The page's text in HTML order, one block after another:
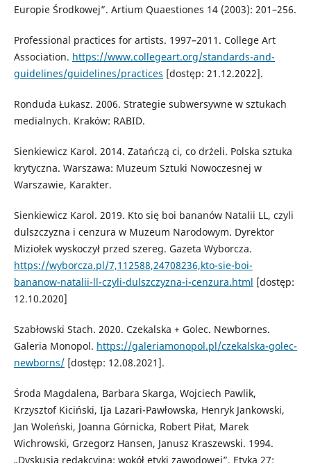
Europie Środkowej”. Artium Quaestiones 14 (2003): 201–256.
Professional practices for artists. 1997–2011. College Art
Association. https://www.collegeart.org/standards-and-
guidelines/guidelines/practices [dostęp: 21.12.2022].
Ronduda Łukasz. 2006. Strategie subwersywne w sztukach
medialnych. Kraków: RABID.
Sienkiewicz Karol. 2014. Zatańczą ci, co drżeli. Polska sztuka
krytyczna. Warszawa: Muzeum Sztuki Nowoczesnej w
Warszawie, Karakter.
Sienkiewicz Karol. 2019. Kto się boi bananów Natalii LL, czyli
dulszczyzna i cenzura w Muzeum Narodowym. Dyrektor
Miziołek wyskoczył przed szereg. Gazeta Wyborcza.
https://wyborcza.pl/7,112588,24708236,kto-sie-boi-
bananow-natalii-ll-czyli-dulszczyzna-i-cenzura.html [dostęp:
12.10.2020]
Szabłowski Stach. 2020. Czekalska + Golec. Newbornes.
Galeria Monopol. https://galeriamonopol.pl/czekalska-golec-
newborns/[dostęp: 12.08.2021].
Środa Magdalena, Barbara Skarga, Wojciech Pawlik,
Krzysztof Kiciński, Ija Lazari-Pawłowska, Henryk Jankowski,
Jan Woleński, Joanna Górnicka, Robert Piłat, Marek
Wichrowski, Grzegorz Hansen, Janusz Kraszewski. 1994.
„Dyskusja redakcyjna: wokół etyki zawodowej”. Etyka 27: